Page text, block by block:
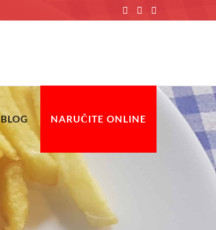
BLOG NARUČITE ONLINE